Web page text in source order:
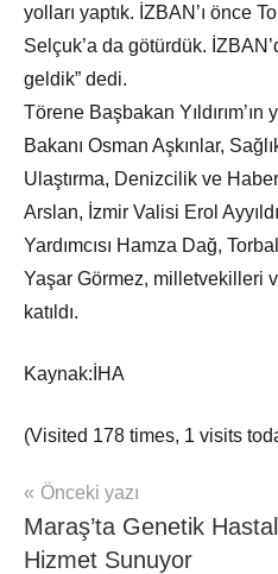
yolları yaptık. İZBAN’ı önce
Selçuk’a da götürdük.
geldik” dedi.
Törene Başbakan Yıldırım’ın
Bakanı Osman Aşkınlar,
Ulaştırma, Denizcilik ve
Arslan, İzmir Valisi Erol
Yardımcısı Hamza Dağ,
Yaşar Görmez, milletvekilleri
katıldı.
Kaynak:İHA
(Visited 178 times, 1 visits
Hasta
Haber
İzmir
Yazı
gezinmesi
Önceki yazı
Maraş’ta Genetik
Hizmet Sunuyor